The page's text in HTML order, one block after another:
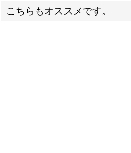
こちらもオススメです。